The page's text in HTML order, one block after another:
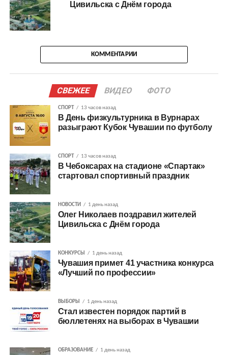
Цивильска с Днём города
КОММЕНТАРИИ
СВЕЖЕЕ ВИДЕО ФОТО
СПОРТ 13 часов назад
В День физкультурника в Вурнарах
разыграют Кубок Чувашии по футболу
СПОРТ 13 часов назад
В Чебоксарах на стадионе «Спартак»
стартовал спортивный праздник
НОВОСТИ 1 день назад
Олег Николаев поздравил жителей
Цивильска с Днём города
КОНКУРСЫ 1 день назад
Чувашия примет 41 участника конкурса
«Лучший по профессии»
ВЫБОРЫ 1 день назад
Стал известен порядок партий в
бюллетенях на выборах в Чувашии
ОБРАЗОВАНИЕ 1 день назад